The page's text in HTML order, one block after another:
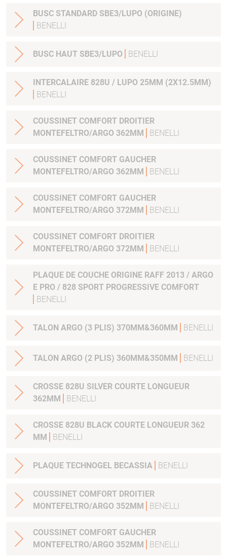
BUSC STANDARD SBE3/LUPO (ORIGINE)
BENELLI
BUSC HAUT SBE3/LUPO BENELLI
INTERCALAIRE 828U / LUPO 25MM (2X12.5MM)
BENELLI
COUSSINET COMFORT DROITIER
MONTEFELTRO/ARGO 362MM
BENELLI
COUSSINET COMFORT GAUCHER
MONTEFELTRO/ARGO 362MM
BENELLI
COUSSINET COMFORT GAUCHER
MONTEFELTRO/ARGO 372MM
BENELLI
COUSSINET COMFORT DROITIER
MONTEFELTRO/ARGO 372MM
BENELLI
PLAQUE DE COUCHE ORIGINE RAFF 2013 / ARGO
E PRO / 828 SPORT PROGRESSIVE COMFORT
BENELLI
TALON ARGO (3 PLIS) 370MM&360MM BENELLI
TALON ARGO (2 PLIS) 360MM&350MM BENELLI
CROSSE 828U SILVER COURTE LONGUEUR
362MM
BENELLI
CROSSE 828U BLACK COURTE LONGUEUR 362
MM
BENELLI
PLAQUE TECHNOGEL BECASSIA BENELLI
COUSSINET COMFORT DROITIER
MONTEFELTRO/ARGO 352MM
BENELLI
COUSSINET COMFORT GAUCHER
MONTEFELTRO/ARGO 352MM
BENELLI